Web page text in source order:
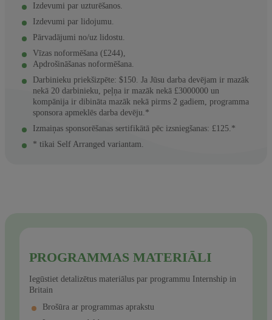
Izdevumi par uzturēšanos.
Izdevumi par lidojumu.
Pārvadājumi no/uz lidostu.
Vīzas noformēšana (£244),
Apdrošināšanas noformēšana.
Darbinieku priekšizpēte: $150. Ja Jūsu darba devējam ir mazāk
nekā 20 darbinieku, peļņa ir mazāk nekā £3000000 un
kompānija ir dibināta mazāk nekā pirms 2 gadiem, programma
sponsora apmeklēs darba devēju.*
Izmaiņas sponsorēšanas sertifikātā pēc izsniegšanas: £125.*
* tikai Self Arranged variantam.
PROGRAMMAS MATERIĀLI
Iegūstiet detalizētus materiālus par programmu Internship in
Britain
Brošūra ar programmas aprakstu